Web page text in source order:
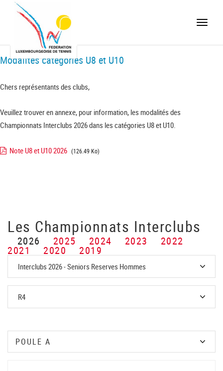
Toggle
Modalités catégories U8 et U10
Chers représentants des clubs,
Veuillez trouver en annexe, pour information, les modalités des
Championnats Interclubs 2026 dans les catégories U8 et U10.
Note U8 et U10 2026 (126.49 Ko)
Les Championnats Interclubs
2026 2025 2024 2023 2022
2021 2020 2019